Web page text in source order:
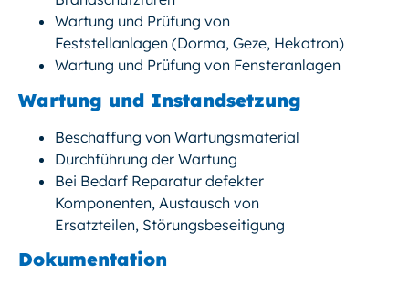
Wartung und Prüfung von
Feststellanlagen (Dorma, Geze, Hekatron)
Wartung und Prüfung von Fensteranlagen
Wartung und Instandsetzung
Beschaffung von Wartungsmaterial
Durchführung der Wartung
Bei Bedarf Reparatur defekter
Komponenten, Austausch von
Ersatzteilen, Störungsbeseitigung
Dokumentation